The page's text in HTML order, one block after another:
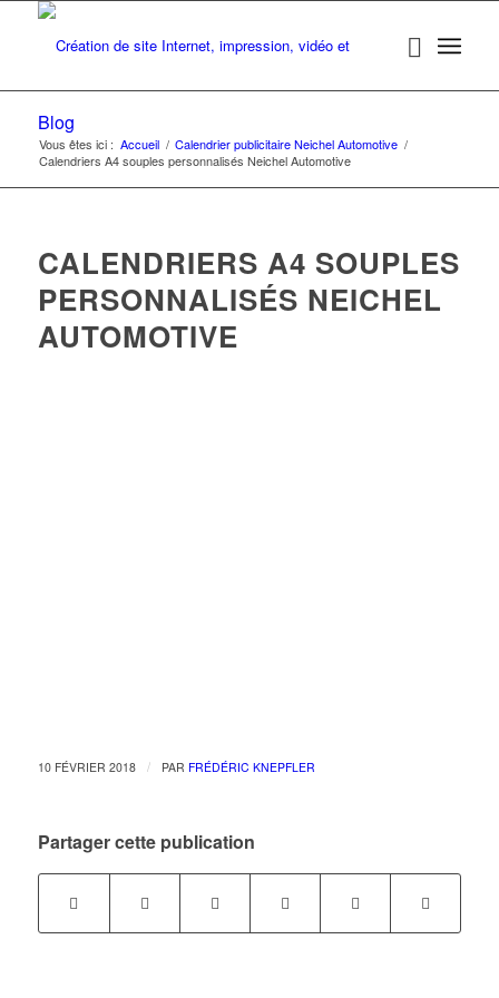
Blog
Vous êtes ici : Accueil / Calendrier publicitaire Neichel Automotive /
Calendriers A4 souples personnalisés Neichel Automotive
CALENDRIERS A4 SOUPLES
PERSONNALISÉS NEICHEL
AUTOMOTIVE
10 FÉVRIER 2018 / PAR FRÉDÉRIC KNEPFLER
Partager cette publication